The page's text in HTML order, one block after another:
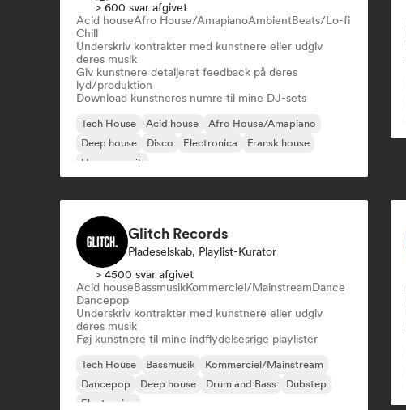
> 600 svar afgivet
Acid houseAfro House/AmapianoAmbientBeats/Lo-fi
Chill
Underskriv kontrakter med kunstnere eller udgiv
deres musik
Giv kunstnere detaljeret feedback på deres
lyd/produktion
Download kunstneres numre til mine DJ-sets
Tech House Acid house
Afro House/Amapiano
Deep house
Disco Electronica
Fransk house
House-musik
Glitch Records
Pladeselskab, Playlist-Kurator
> 4500 svar afgivet
Acid houseBassmusikKommerciel/MainstreamDance
Dancepop
Underskriv kontrakter med kunstnere eller udgiv
deres musik
Føj kunstnere til mine indflydelsesrige playlister
Tech House Bassmusik
Kommerciel/Mainstream
Dancepop
Deep house Drum and Bass
Dubstep
Electronica